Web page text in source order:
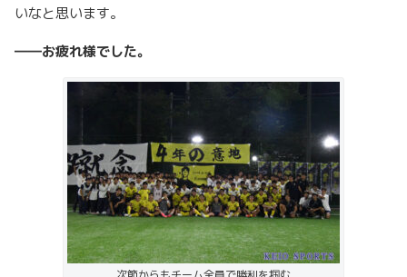
いなと思います。
――お疲れ様でした。